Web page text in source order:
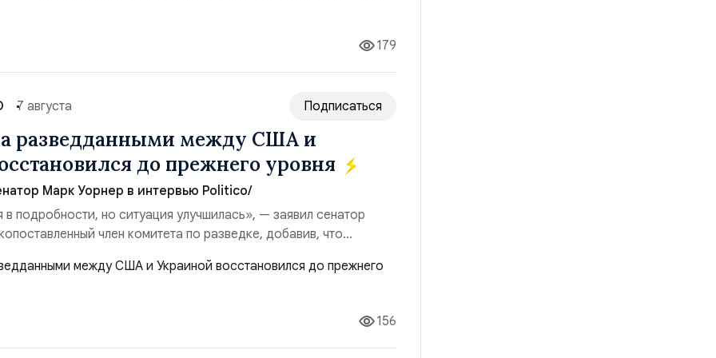
Крупнейшей ...
179
7 августа Подписаться
разведданными между США и
до прежнего уровня
Марк Уорнер в интервью Politico/
в подробности, но ситуация улучшилась», — заявил сенатор
член комитета по разведке, добавив, что
беспилотников и ракет большой дальности позволило ей
российской территории и укрепило её
со стороны США стало ключом к позитивному пов...
156